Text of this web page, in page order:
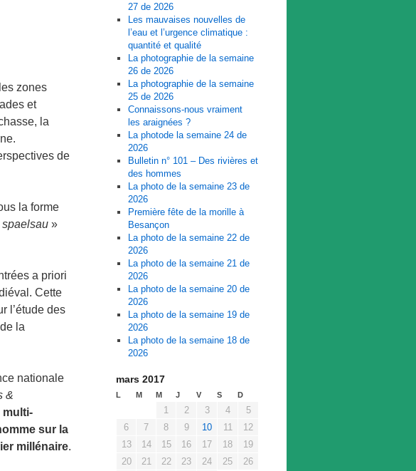
zones
et
la
de
la forme
spaelsau »
a priori
Cette
l’étude des
la
nationale
&
multi-
sur la
millénaire.
27 de 2026
Les mauvaises nouvelles de
l’eau et l’urgence climatique :
quantité et qualité
La photographie de la semaine
26 de 2026
La photographie de la semaine
25 de 2026
Connaissons-nous vraiment
les araignées ?
La photode la semaine 24 de
2026
Bulletin n° 101 – Des rivières et
des hommes
La photo de la semaine 23 de
2026
Première fête de la morille à
Besançon
La photo de la semaine 22 de
2026
La photo de la semaine 21 de
2026
La photo de la semaine 20 de
2026
La photo de la semaine 19 de
2026
La photo de la semaine 18 de
2026
mars 2017
L M M J V S D
1 2 3 4
5
6
7 8 9 10 11
12
13
14 15 16 17 18
19
20
21 22 23 24 25 26